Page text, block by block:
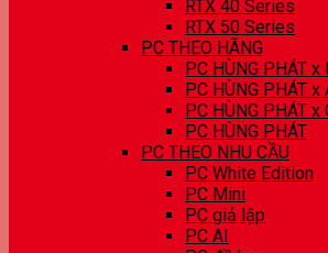
RTX 40 Series
RTX 50 Series
PC THEO HÃNG
PC HÙNG PHÁT x
PC HÙNG PHÁT x
PC HÙNG PHÁT x
PC HÙNG PHÁT
PC THEO NHU CẦU
PC White Edition
PC Mini
PC giả lập
PC AI